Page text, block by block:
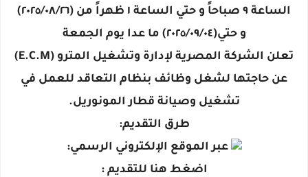
الساعة ٩ صباحاً و حتي الساعة ١ ظهراً من (٢٠٢٥/٠٨/٢٦)
و حتي(٢٠٢٥/٠٩/٠٤) ما عدا يوم الجمعة
تعلن الشركة المصرية لإدارة وتشغيل المترو (E.C.M)
عن حاجتها لشغل وظائف بنظام التعاقد للعمل في
تشغيل وصيانة قطار المونوريل.
طرق التقديم:
عبر الموقع الإلكتروني الرسمي:
اضغط هنا للتقديم :